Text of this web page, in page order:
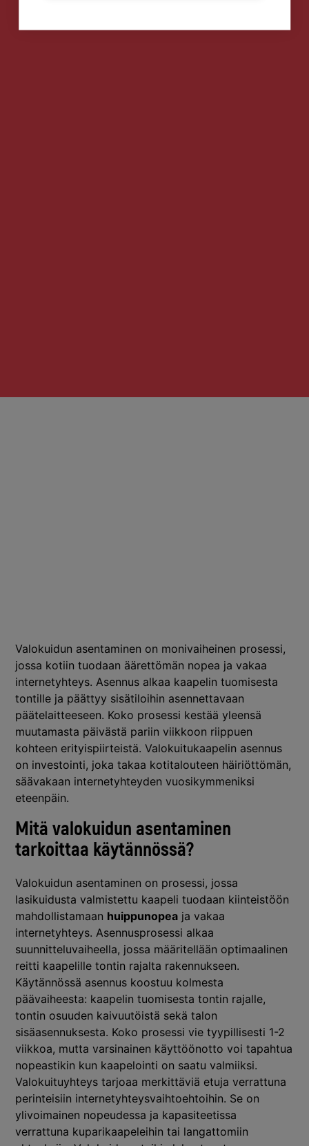
Valokuidun asentaminen on monivaiheinen prosessi,
jossa kotiin tuodaan äärettömän nopea ja vakaa
internetyhteys. Asennus alkaa kaapelin tuomisesta
tontille ja päättyy sisätiloihin asennettavaan
päätelaitteeseen. Koko prosessi kestää yleensä
muutamasta päivästä pariin viikkoon riippuen
kohteen erityispiirteistä. Valokuitukaapelin asennus
on investointi, joka takaa kotitalouteen häiriöttömän,
säävakaan internetyhteyden vuosikymmeniksi
eteenpäin.
Mitä valokuidun asentaminen
tarkoittaa käytännössä?
Valokuidun asentaminen on prosessi, jossa
lasikuidusta valmistettu kaapeli tuodaan kiinteistöön
mahdollistamaan huippunopea ja vakaa
internetyhteys. Asennusprosessi alkaa
suunnitteluvaiheella, jossa määritellään optimaalinen
reitti kaapelille tontin rajalta rakennukseen.
Käytännössä asennus koostuu kolmesta
päävaiheesta: kaapelin tuomisesta tontin rajalle,
tontin osuuden kaivuutöistä sekä talon
sisäasennuksesta. Koko prosessi vie tyypillisesti 1-2
viikkoa, mutta varsinainen käyttöönotto voi tapahtua
nopeastikin kun kaapelointi on saatu valmiiksi.
Valokuituyhteys tarjoaa merkittäviä etuja verrattuna
perinteisiin internetyhteysvaihtoehtoihin. Se on
ylivoimainen nopeudessa ja kapasiteetissa
verrattuna kuparikaapeleihin tai langattomiin